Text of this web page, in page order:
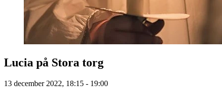
Lucia på Stora torg
13 december 2022, 18:15 - 19:00